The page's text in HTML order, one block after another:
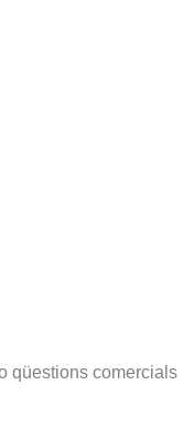
qüestions comercials